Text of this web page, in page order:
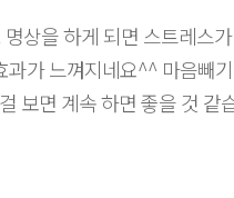
상을 하게 되면 스트레스
가 느껴지네요^^ 마음빼
보면 계속 하면 좋을 것 같